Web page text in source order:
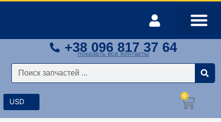
+38 096 817 37 64
показать все контакты
Поиск
0